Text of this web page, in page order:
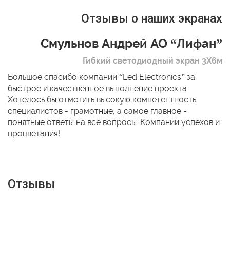
Отзывы о наших экранах
Смульнов Андрей АО “Лифан”
Гибкий светодиодный экран 3Х6м
Большое спасибо компании “Led Electronics” за
быстрое и качественное выполнение проекта.
Хотелось бы отметить высокую компетентность
специалистов - грамотные, а самое главное -
понятные ответы на все вопросы. Компании успехов и
процветания!
Отзывы